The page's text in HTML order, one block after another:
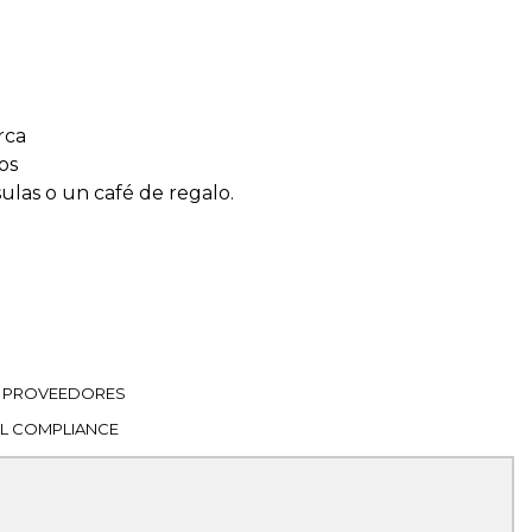
o un café de regalo.
PROVEEDORES
COMPLIANCE